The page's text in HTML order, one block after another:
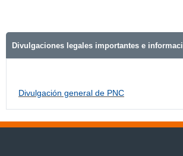
Divulgaciones legales importantes e
Divulgación general de PNC